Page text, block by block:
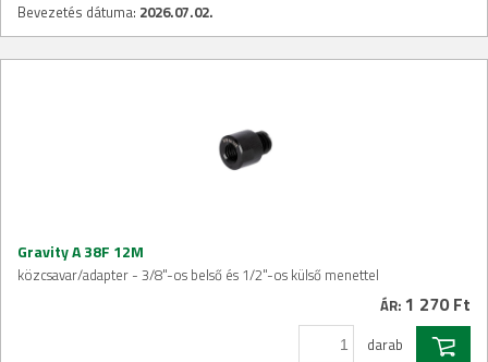
Bevezetés dátuma: 2026.07.02.
Gravity A 38F 12M
közcsavar/adapter - 3/8"-os belső és 1/2"-os külső menettel
ÁR: 1 270 Ft
darab